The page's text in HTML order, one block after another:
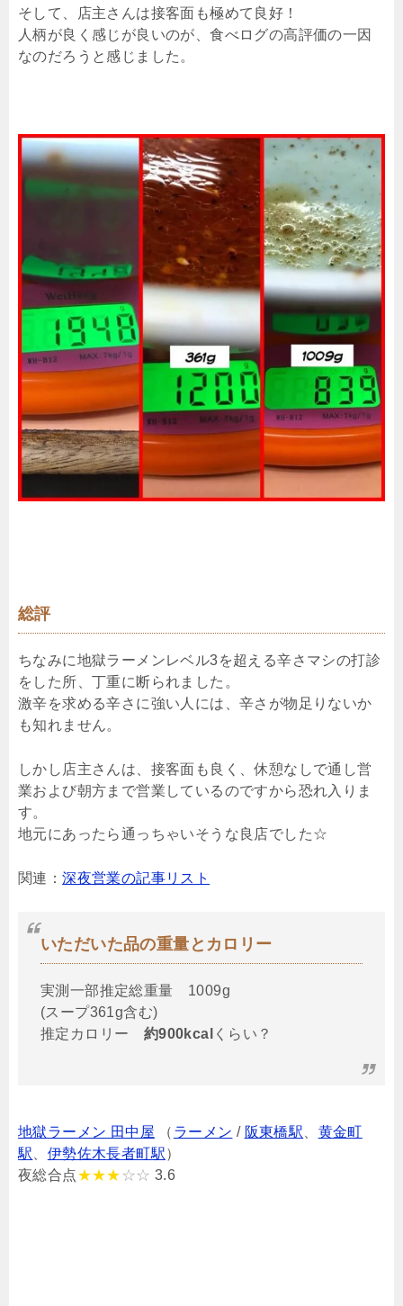
そして、店主さんは接客面も極めて良好！
人柄が良く感じが良いのが、食べログの高評価の一因
なのだろうと感じました。
総評
ちなみに地獄ラーメンレベル3を超える辛さマシの打診
をした所、丁重に断られました。
激辛を求める辛さに強い人には、辛さが物足りないか
も知れません。
しかし店主さんは、接客面も良く、休憩なしで通し営
業および朝方まで営業しているのですから恐れ入りま
す。
地元にあったら通っちゃいそうな良店でした☆
関連：深夜営業の記事リスト
いただいた品の重量とカロリー
実測一部推定総重量 1009g
(スープ361g含む)
推定カロリー 約900kcal くらい？
地獄ラーメン 田中屋 （ ラーメン / 阪東橋駅
黄金町
駅
伊勢佐木長者町駅）
夜総合点★★★ ☆☆ 3.6